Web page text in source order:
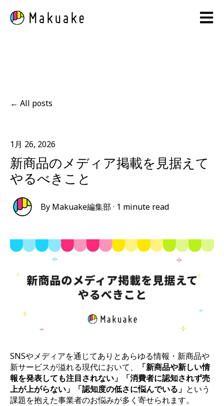
Open
All posts
1月 26, 2026
新商品のメディア掲載を見据えて
やるべきこと
By Makuake編集部 · 1 minute read
SNSやメディアを通じてありとあらゆる情報・新商品や
新サービスが溢れる現代において、
「新商品や新しい情
報を発表しても注目されない」「消費者に認知されず売
上が上がらない」「認知度の低さに悩んでいる」 という
課題を抱えた事業者のお悩みが多く寄せられます。